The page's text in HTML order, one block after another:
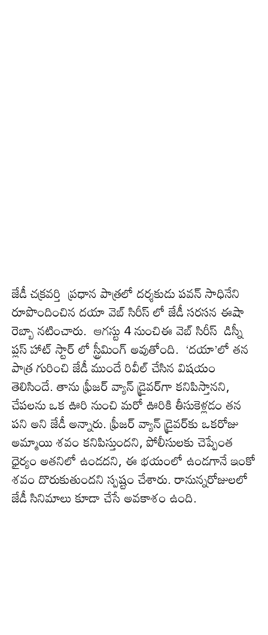
జేడీ చక్రవర్తి ప్ర‌ధాన పాత్ర‌లో దర్శకుడు పవన్ సాధినేని
రూపొందించిన ద‌యా వెబ్ సిరీస్ లో జేడీ సరసన ఈషా
రెబ్బా నటించారు. ఆగస్టు 4 నుంచిఈ వెబ్ సిరీస్ డిస్నీ
ప్లస్ హాట్ స్టార్ లో స్ట్రీమింగ్ అవుతోంది. ‘దయా’లో త‌న
పాత్ర గురించి జేడీ ముందే రివీల్ చేసిన విష‌యం
తెలిసిందే. తాను ఫ్రీజర్ వ్యాన్ డ్రైవర్‌గా కనిపిస్తానని,
చేపలను ఒక ఊరి నుంచి మరో ఊరికి తీసుకెళ్లడం తన
పని అని జేడీ అన్నారు. ఫ్రీజర్ వ్యాన్ డ్రైవర్‌కు ఒకరోజు
అమ్మాయి శవం కనిపిస్తుందని, పోలీసులకు చెప్పేంత
ధైర్యం అతనిలో ఉండదని, ఈ భయంలో ఉండగానే ఇంకో
శవం దొరుకుతుందని స్ప‌ష్టం చేశారు. రానున్నరోజుల‌లో
జేడీ సినిమాలు కూడా చేసే అవ‌కాశం ఉంది.